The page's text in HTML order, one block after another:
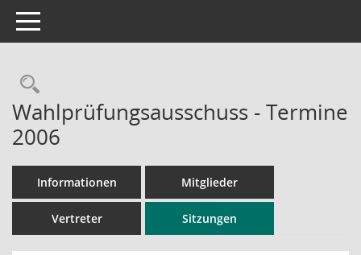
Toggle navigation
Rechercheauswahl
Wahlprüfungsausschuss - Termine
2006
Informationen Mitglieder
Vertreter Sitzungen